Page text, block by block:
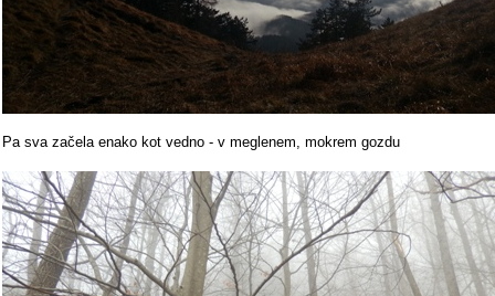
Pa sva začela enako kot vedno - v meglenem, mokrem gozdu